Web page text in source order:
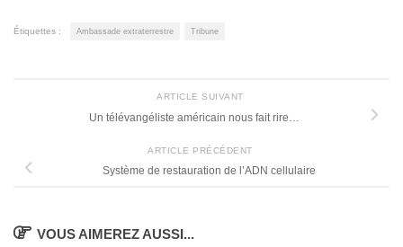
Étiquettes : Ambassade extraterrestre Tribune
ARTICLE SUIVANT
Un télévangéliste américain nous fait rire…
ARTICLE PRÉCÉDENT
Système de restauration de l’ADN cellulaire
VOUS AIMEREZ AUSSI...